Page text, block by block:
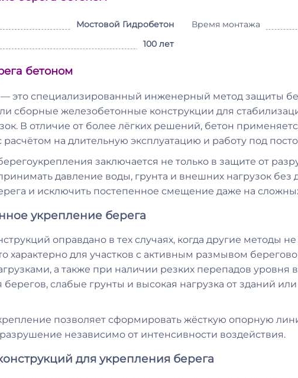
Мостовой Гидробетон
100 лет
Время монтажа
бетоном
это специализированный инженерный метод защиты
сборные железобетонные конструкции для
В отличие от более лёгких решений, бетон
на длительную эксплуатацию и работу под
заключается не только в защите от
давление воды, грунта и внешних нагрузок
и исключить постепенное смещение даже на сложных
укрепление берега
оправдано в тех случаях, когда другие методы
характерно для участков с активным размывом
а также при наличии резких перепадов уровня
берегов, слабые грунты и высокая нагрузка от зданий
позволяет сформировать жёсткую опорную
независимо от интенсивности воздействия.
для укрепления берега